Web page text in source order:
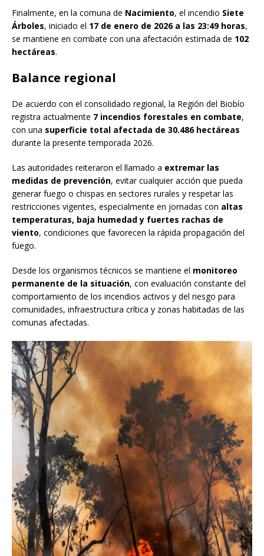
Finalmente, en la comuna de Nacimiento, el incendio Siete
Árboles, iniciado el 17 de enero de 2026 a las 23:49 horas,
se mantiene en combate con una afectación estimada de 102
hectáreas.
Balance regional
De acuerdo con el consolidado regional, la Región del Biobío
registra actualmente 7 incendios forestales en combate,
con una superficie total afectada de 30.486 hectáreas
durante la presente temporada 2026.
Las autoridades reiteraron el llamado a extremar las
medidas de prevención, evitar cualquier acción que pueda
generar fuego o chispas en sectores rurales y respetar las
restricciones vigentes, especialmente en jornadas con altas
temperaturas, baja humedad y fuertes rachas de
viento, condiciones que favorecen la rápida propagación del
fuego.
Desde los organismos técnicos se mantiene el monitoreo
permanente de la situación, con evaluación constante del
comportamiento de los incendios activos y del riesgo para
comunidades, infraestructura crítica y zonas habitadas de las
comunas afectadas.